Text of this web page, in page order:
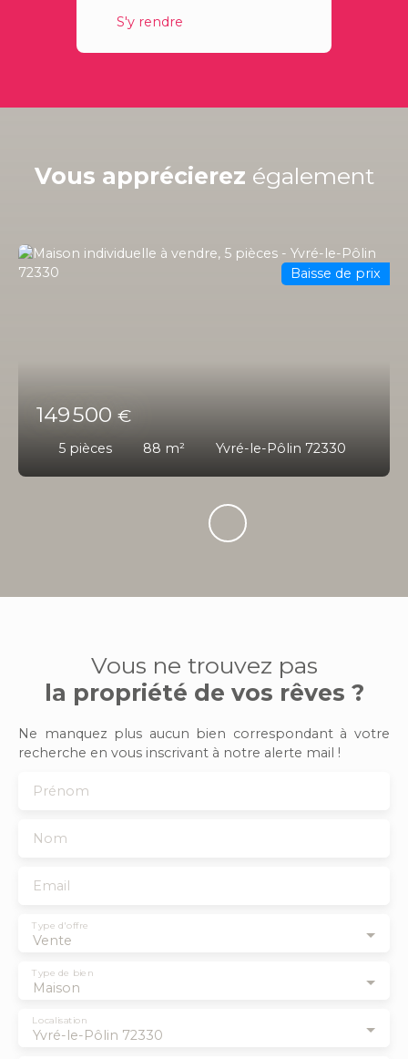
S'y rendre
Vous apprécierez également
149 500 €
5 pièces 88 m² Yvré-le-Pôlin 72330
Baisse de prix
Vous ne trouvez pas
la propriété de vos rêves ?
Ne manquez plus aucun bien correspondant à votre
recherche en vous inscrivant à notre alerte mail !
Prénom
Nom
Email
Vente
Type d'offre
Maison
Type de bien
Yvré-le-Pôlin 72330
Localisation